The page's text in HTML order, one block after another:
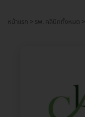
หน้าแรก > รพ. คลินิกทั้งหมด >